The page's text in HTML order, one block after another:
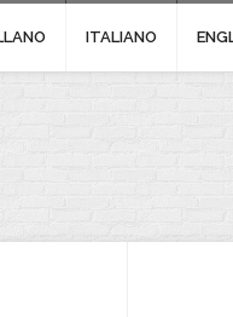
ITALIANO